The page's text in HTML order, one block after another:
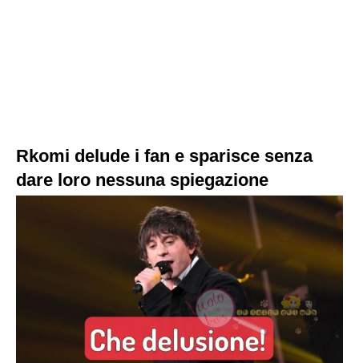
Rkomi delude i fan e sparisce senza
dare loro nessuna spiegazione